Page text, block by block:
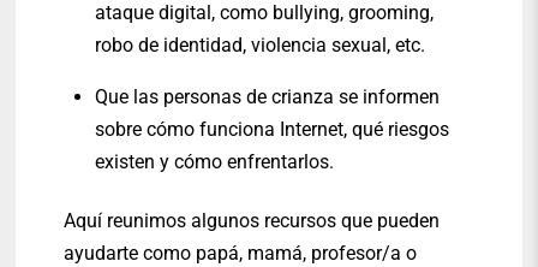
ataque digital, como bullying, grooming,
robo de identidad, violencia sexual, etc.
Que las personas de crianza se informen
sobre cómo funciona Internet, qué riesgos
existen y cómo enfrentarlos.
Aquí reunimos algunos recursos que pueden
ayudarte como papá, mamá, profesor/a o